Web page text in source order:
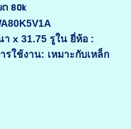
ด 80k
า x 31.75 รูใน ยี่ห้อ :
รใช้งาน: เหมาะกับเหล็ก